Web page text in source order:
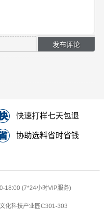
快速打样七天包退
协助选料省时省钱
18:00 (7*24小时VIP服务)
化科技产业园C301-303